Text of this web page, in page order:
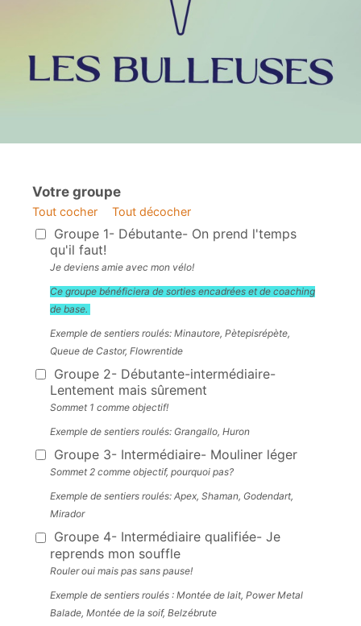
Votre groupe
Tout cocher Tout décocher
Votre groupeGroupe 1- Débutante- On prend l'temps
qu'il faut!
Je deviens amie avec mon vélo!
Ce groupe bénéficiera de sorties encadrées et de coaching
de base.
Exemple de sentiers roulés: Minautore, Pètepisrépète,
Queue de Castor, Flowrentide
Groupe 2- Débutante-intermédiaire-
Lentement mais sûrement
Sommet 1 comme objectif!
Exemple de sentiers roulés: Grangallo, Huron
Groupe 3- Intermédiaire- Mouliner léger
Sommet 2 comme objectif, pourquoi pas?
Exemple de sentiers roulés: Apex, Shaman, Godendart,
Mirador
Groupe 4- Intermédiaire qualifiée- Je
reprends mon souffle
Rouler oui mais pas sans pause!
Exemple de sentiers roulés : Montée de lait, Power Metal
Balade, Montée de la soif, Belzébrute